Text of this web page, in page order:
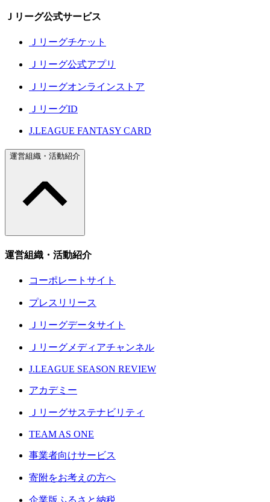
Ｊリーグ公式サービス
Ｊリーグチケット
Ｊリーグ公式アプリ
Ｊリーグオンラインストア
ＪリーグID
J.LEAGUE FANTASY CARD
運営組織・活動紹介
運営組織・活動紹介
コーポレートサイト
プレスリリース
Ｊリーグデータサイト
Ｊリーグメディアチャンネル
J.LEAGUE SEASON REVIEW
アカデミー
Ｊリーグサステナビリティ
TEAM AS ONE
事業者向けサービス
寄附をお考えの方へ
企業版ふるさと納税